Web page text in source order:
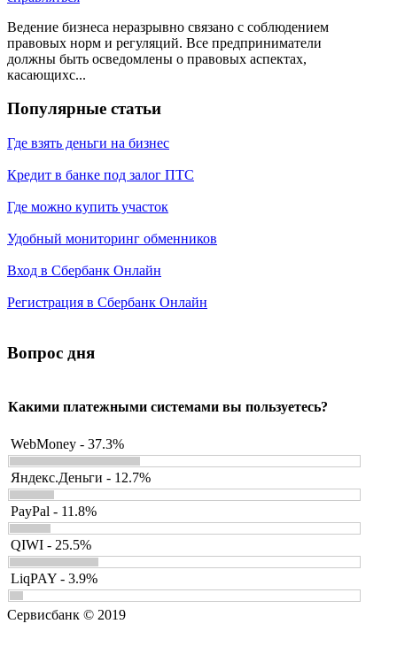
Ведение бизнеса неразрывно связано с соблюдением
правовых норм и регуляций. Все предприниматели
должны быть осведомлены о правовых аспектах,
касающихс...
Популярные статьи
Где взять деньги на бизнес
Кредит в банке под залог ПТС
Где можно купить участок
Удобный мониторинг обменников
Вход в Сбербанк Онлайн
Регистрация в Сбербанк Онлайн
Вопрос дня
Какими платежными системами вы пользуетесь?
WebMoney - 37.3%
Яндекс.Деньги - 12.7%
PayPal - 11.8%
QIWI - 25.5%
LiqPAY - 3.9%
Сервисбанк © 2019